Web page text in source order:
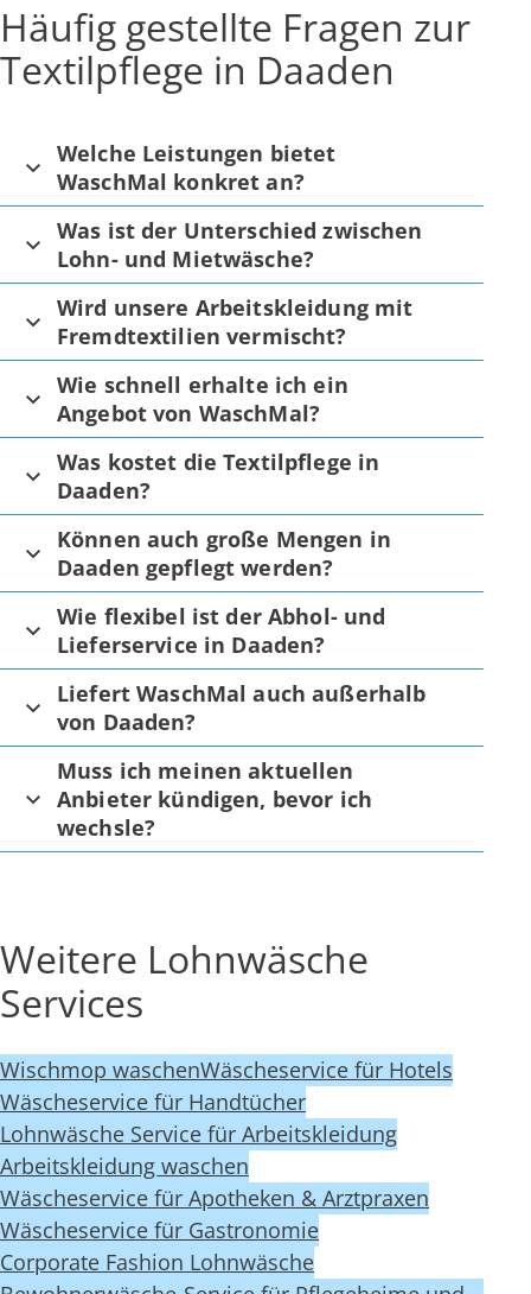
Häufig gestellte Fragen zur
Textilpflege in Daaden
Welche Leistungen bietet
WaschMal konkret an?
Was ist der Unterschied zwischen
Lohn- und Mietwäsche?
Wird unsere Arbeitskleidung mit
Fremdtextilien vermischt?
Wie schnell erhalte ich ein
Angebot von WaschMal?
Was kostet die Textilpflege in
Daaden?
Können auch große Mengen in
Daaden gepflegt werden?
Wie flexibel ist der Abhol- und
Lieferservice in Daaden?
Liefert WaschMal auch außerhalb
von Daaden?
Muss ich meinen aktuellen
Anbieter kündigen, bevor ich
wechsle?
Weitere Lohnwäsche
Services
Wischmop waschenWäscheservice für Hotels
Wäscheservice für Handtücher
Lohnwäsche Service für Arbeitskleidung
Arbeitskleidung waschen
Wäscheservice für Apotheken & Arztpraxen
Wäscheservice für Gastronomie
Corporate Fashion Lohnwäsche